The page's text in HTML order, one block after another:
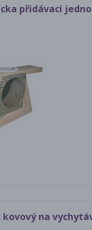
přidávací
kovový na